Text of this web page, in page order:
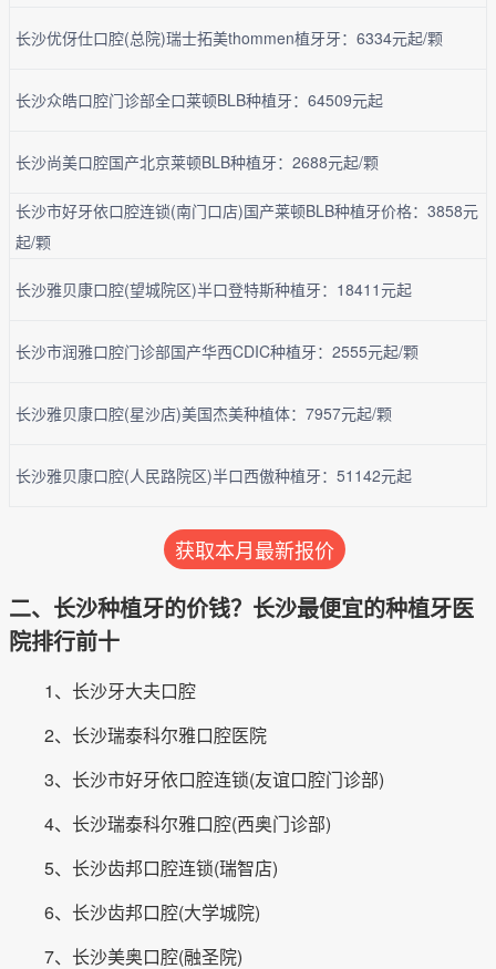
长沙优伢仕口腔(总院)瑞士拓美thommen植牙牙：6334元起/颗
长沙众皓口腔门诊部全口莱顿BLB种植牙：64509元起
长沙尚美口腔国产北京莱顿BLB种植牙：2688元起/颗
长沙市好牙依口腔连锁(南门口店)国产莱顿BLB种植牙价格：3858元
起/颗
长沙雅贝康口腔(望城院区)半口登特斯种植牙：18411元起
长沙市润雅口腔门诊部国产华西CDIC种植牙：2555元起/颗
长沙雅贝康口腔(星沙店)美国杰美种植体：7957元起/颗
长沙雅贝康口腔(人民路院区)半口西傲种植牙：51142元起
获取本月最新报价
二、长沙种植牙的价钱？长沙最便宜的种植牙医
院排行前十
1、长沙牙大夫口腔
2、长沙瑞泰科尔雅口腔医院
3、长沙市好牙依口腔连锁(友谊口腔门诊部)
4、长沙瑞泰科尔雅口腔(西奥门诊部)
5、长沙齿邦口腔连锁(瑞智店)
6、长沙齿邦口腔(大学城院)
7、长沙美奥口腔(融圣院)